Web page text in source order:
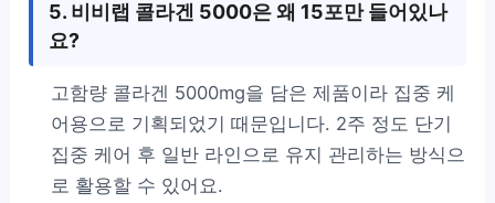
5. 비비랩 콜라겐 5000은 왜 15포만 들어있나
요?
고함량 콜라겐 5000mg을 담은 제품이라 집중 케
어용으로 기획되었기 때문입니다. 2주 정도 단기
집중 케어 후 일반 라인으로 유지 관리하는 방식으
로 활용할 수 있어요.